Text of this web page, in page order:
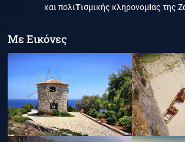
και πολιΤισμικής κληρονομΙάς της
Με Εικόνες